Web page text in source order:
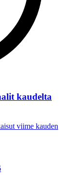
kaudelta
viime kauden